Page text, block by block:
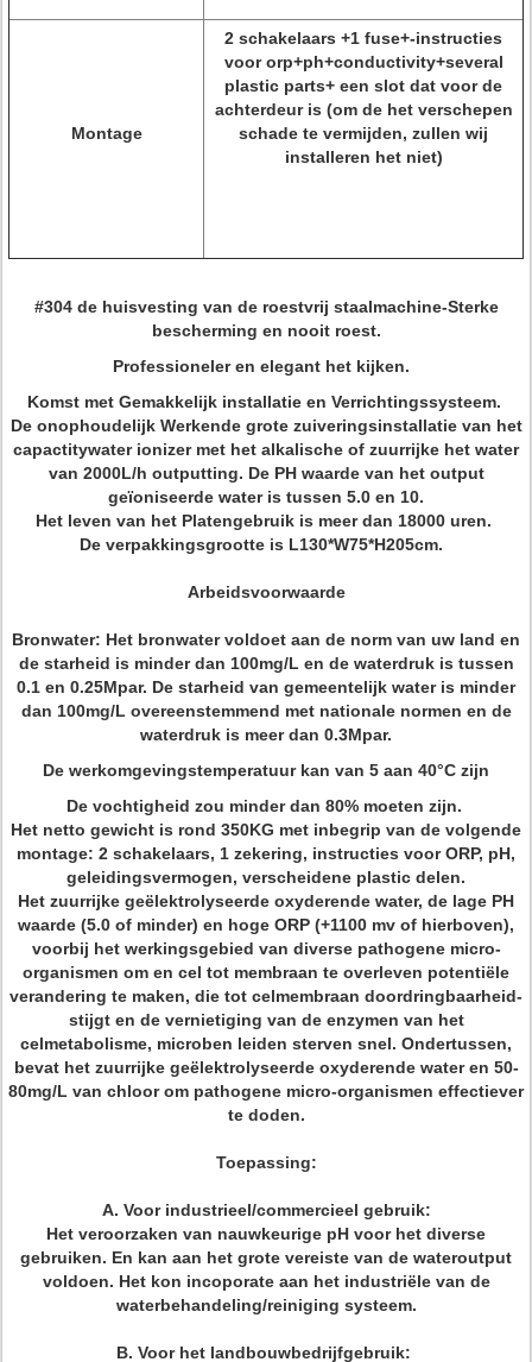
Montage
2 schakelaars +1 fuse+-instructies
voor orp+ph+conductivity+several
plastic parts+ een slot dat voor de
achterdeur is (om de het verschepen
schade te vermijden, zullen wij
installeren het niet)
#304 de huisvesting van de roestvrij staalmachine-Sterke
bescherming en nooit roest.
Professioneler en elegant het kijken.
Komst met Gemakkelijk installatie en Verrichtingssysteem.
De onophoudelijk Werkende grote zuiveringsinstallatie van het
capactitywater ionizer met het alkalische of zuurrijke het water
van 2000L/h outputting. De PH waarde van het output
geïoniseerde water is tussen 5.0 en 10.
Het leven van het Platengebruik is meer dan 18000 uren.
De verpakkingsgrootte is L130*W75*H205cm.
Arbeidsvoorwaarde
Bronwater: Het bronwater voldoet aan de norm van uw land en
de starheid is minder dan 100mg/L en de waterdruk is tussen
0.1 en 0.25Mpar. De starheid van gemeentelijk water is minder
dan 100mg/L overeenstemmend met nationale normen en de
waterdruk is meer dan 0.3Mpar.
De werkomgevingstemperatuur kan van 5 aan 40°C zijn
De vochtigheid zou minder dan 80% moeten zijn.
Het netto gewicht is rond 350KG met inbegrip van de volgende
montage: 2 schakelaars, 1 zekering, instructies voor ORP, pH,
geleidingsvermogen, verscheidene plastic delen.
Het zuurrijke geëlektrolyseerde oxyderende water, de lage PH
waarde (5.0 of minder) en hoge ORP (+1100 mv of hierboven),
voorbij het werkingsgebied van diverse pathogene micro-
organismen om en cel tot membraan te overleven potentiële
verandering te maken, die tot celmembraan doordringbaarheid-
stijgt en de vernietiging van de enzymen van het
celmetabolisme, microben leiden sterven snel. Ondertussen,
bevat het zuurrijke geëlektrolyseerde oxyderende water en 50-
80mg/L van chloor om pathogene micro-organismen effectiever
te doden.
Toepassing:
A. Voor industrieel/commercieel gebruik:
Het veroorzaken van nauwkeurige pH voor het diverse
gebruiken. En kan aan het grote vereiste van de wateroutput
voldoen. Het kon incoporate aan het industriële van de
waterbehandeling/reiniging systeem.
B. Voor het landbouwbedrijfgebruik: